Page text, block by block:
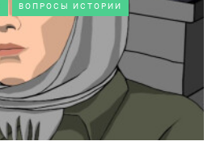
ВОПРОСЫ ИСТОРИИ